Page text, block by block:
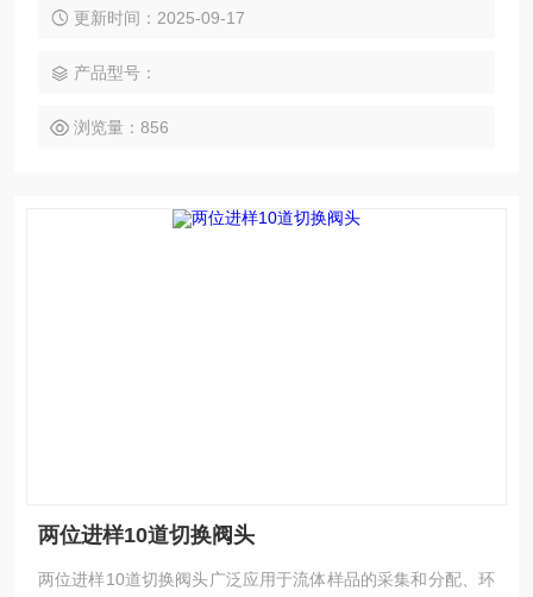
更新时间：2025-09-17
产品型号：
浏览量：856
两位进样10道切换阀头
两位进样10道切换阀头广泛应用于流体样品的采集和分配、环